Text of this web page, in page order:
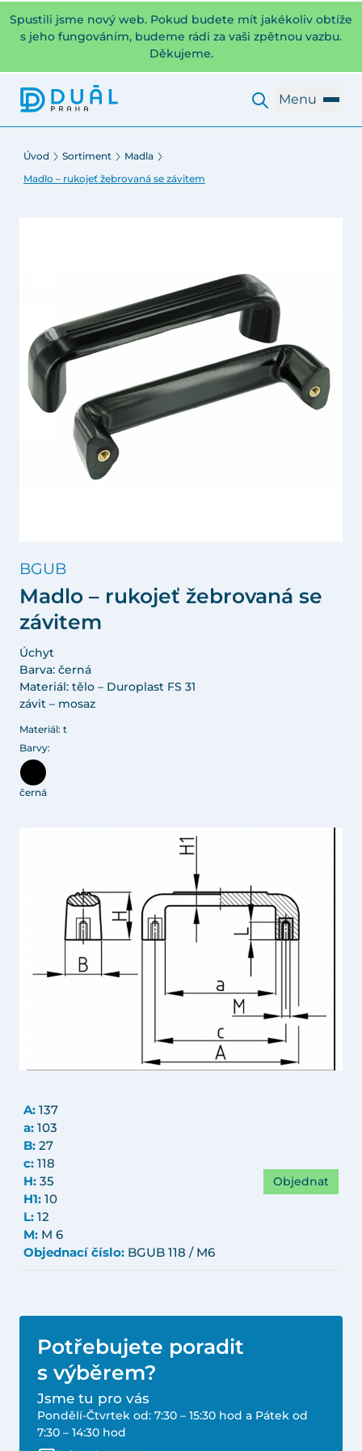
Spustili jsme nový web. Pokud budete mít jakékoliv obtíže
s jeho fungováním, budeme rádi za vaši zpětnou vazbu.
Děkujeme.
Menu
Úvod Sortiment
Madla
Madlo – rukojeť žebrovaná se závitem
BGUB
Madlo – rukojeť žebrovaná se
závitem
Úchyt
Barva: černá
Materiál: tělo – Duroplast FS 31
závit – mosaz
Materiál: t
Barvy:
černá
A: 137
a: 103
B: 27
c: 118
H: 35
H1: 10
L: 12
M: M 6
Objednací číslo: BGUB 118 / M6
Objednat
Potřebujete poradit
s výběrem?
Jsme tu pro vás
Pondělí-Čtvrtek od: 7:30 – 15:30 hod a Pátek od
7:30 – 14:30 hod